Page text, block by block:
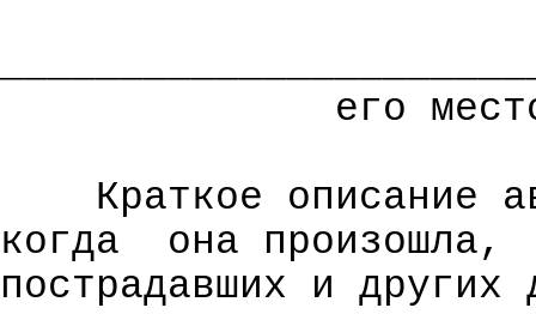
его
Краткое описание
когда
она произошла,
пострадавших и других